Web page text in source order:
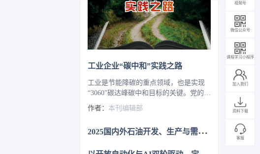
工业企业“碳中和”实践之路
工业是节能降碳的重点领域，也是实现
“3060”碳达峰碳中和目标的关键。党的二
十大报告明确提出，积极稳妥推进碳达
峰碳中和，推进降碳、减污、扩绿、增
点控制化石能源消费，逐步转向碳排放
作者： 本刊编辑部
2
025国内外石油开发、生产与需求述评-目录
视频号
微信公众号
课程学习小程序
加入我们
资料下载
客服